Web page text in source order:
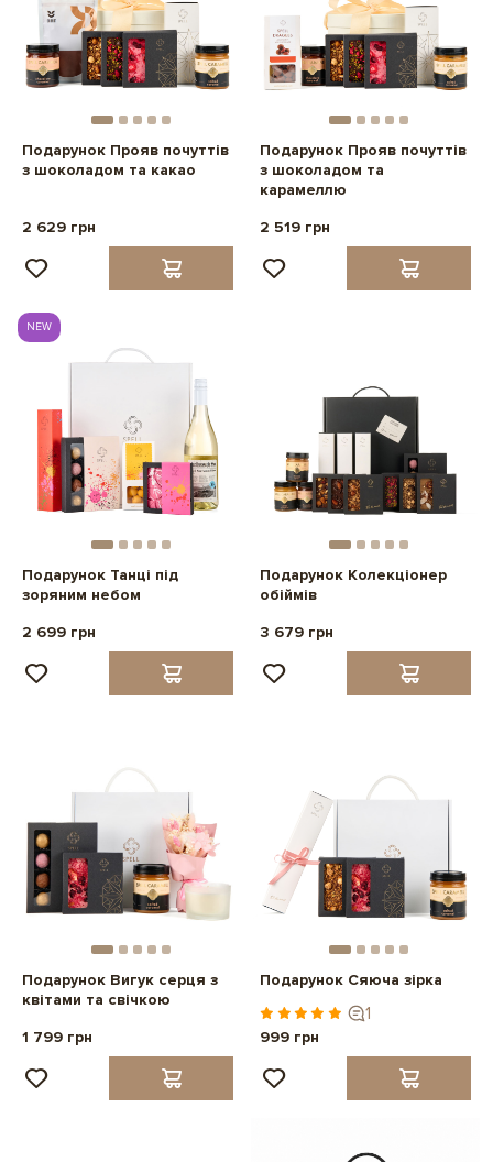
Подарунок Прояв почуттів
з шоколадом та какао
2 629 грн
Подарунок Прояв почуттів
з шоколадом та
карамеллю
2 519 грн
NEW
Подарунок Танці під
зоряним небом
2 699 грн
Подарунок Колекціонер
обіймів
3 679 грн
Подарунок Вигук серця з
квітами та свічкою
1 799 грн
Подарунок Сяюча зірка
1
999 грн